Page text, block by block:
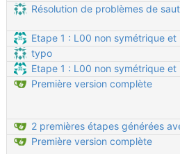
typo
Première version complète
Première version complète